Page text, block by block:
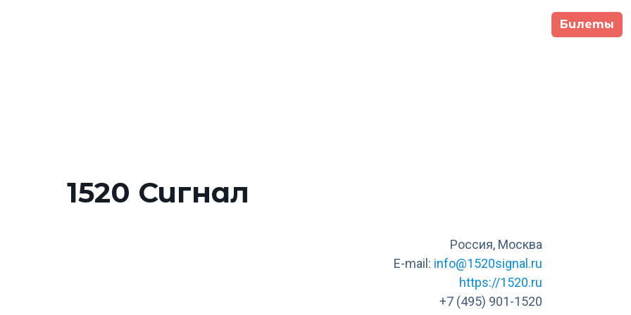
Билеты
1520 Сигнал
Россия, Москва
E-mail: info@1520signal.ru
https://1520.ru
+7 (495) 901-1520